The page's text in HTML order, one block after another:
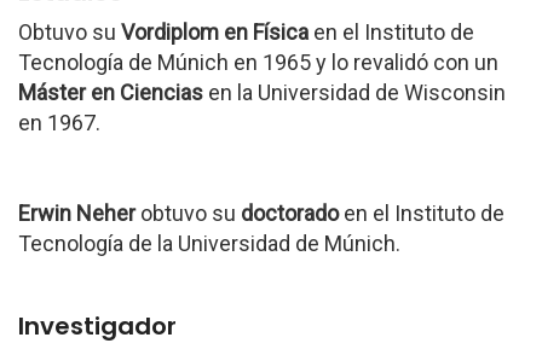
Obtuvo su Vordiplom en Física en el Instituto de
Tecnología de Múnich en 1965 y lo revalidó con un
Máster en Ciencias en la Universidad de Wisconsin
en 1967.
Erwin Neherobtuvo su doctoradoen el Instituto de
Tecnología de la Universidad de Múnich.
Investigador